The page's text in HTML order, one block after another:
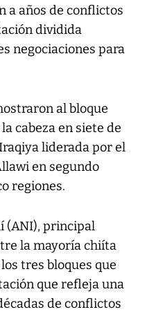
a años de conflictos
dividida
negociaciones para
al bloque
cabeza en siete de
liderada por el
en segundo
regiones.
(ANI), principal
la mayoría chiíta
tres bloques que
que refleja una
de conflictos